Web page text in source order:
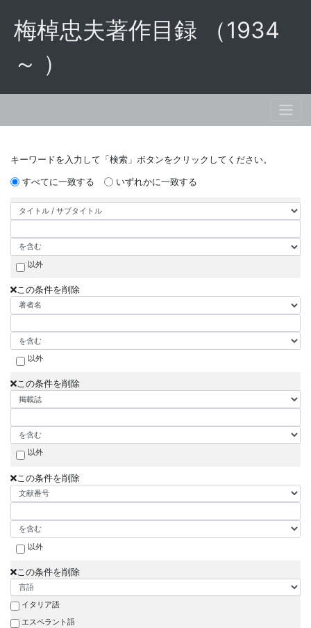
梅棹忠夫著作目録 （1934
～ ）
キーワードを入力して「検索」ボタンをクリックしてください。
すべてに一致する
いずれかに一致する
以外
この条件を削除
以外
この条件を削除
以外
この条件を削除
以外
この条件を削除
イタリア語
エスペラント語